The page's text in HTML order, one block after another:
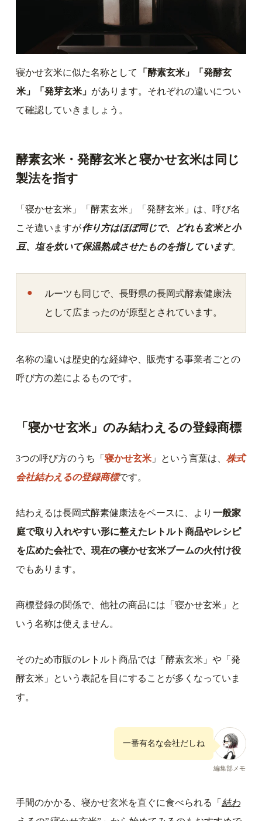
寝かせ玄米に似た名称として
「酵素玄米」「発酵玄
米」「発芽玄米」 があります。それぞれの違いについ
て確認していきましょう。
酵素玄米・発酵玄米と寝かせ玄米は同じ
製法を指す
「寝かせ玄米」「酵素玄米」「発酵玄米」は、呼び名
こそ違いますが作り方はほぼ同じで、どれも玄米と小
豆、塩を炊いて保温熟成させたものを指しています。
ルーツも同じで、長野県の長岡式酵素健康法
として広まったのが原型とされています。
名称の違いは歴史的な経緯や、販売する事業者ごとの
呼び方の差によるものです。
「寝かせ玄米」のみ結わえるの登録商標
3つの呼び方のうち「寝かせ玄米 」という言葉は、株式
会社結わえるの登録商標です。
結わえるは長岡式酵素健康法をベースに、より 一般家
庭で取り入れやすい形に整えたレトルト商品やレシピ
を広めた会社で、現在の寝かせ玄米ブームの火付け役
でもあります。
商標登録の関係で、他社の商品には「寝かせ玄米」と
いう名称は使えません。
そのため市販のレトルト商品では「酵素玄米」や「発
酵玄米」という表記を目にすることが多くなっていま
す。
編集部メモ
一番有名な会社だしね
手間のかかる、寝かせ玄米を直ぐに食べられる「 結わ